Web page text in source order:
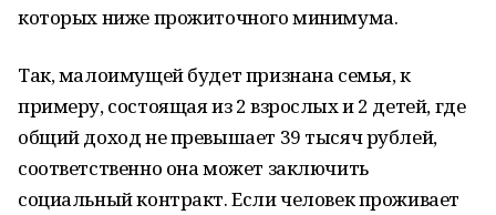
которых ниже прожиточного минимума.
Так, малоимущей будет признана семья, к
примеру, состоящая из 2 взрослых и 2 детей, где
общий доход не превышает 39 тысяч рублей,
соответственно она может заключить
социальный контракт. Если человек проживает